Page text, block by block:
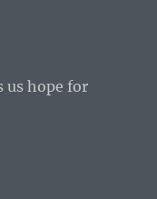
us hope for